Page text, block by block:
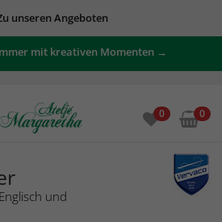
unseren Angeboten
mit kreativen Momenten →
0 0
und